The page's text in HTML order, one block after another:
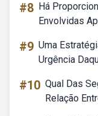
#8 Há
Envolvidas
#9 Uma
Urgência
#10 Qual Das
Relação